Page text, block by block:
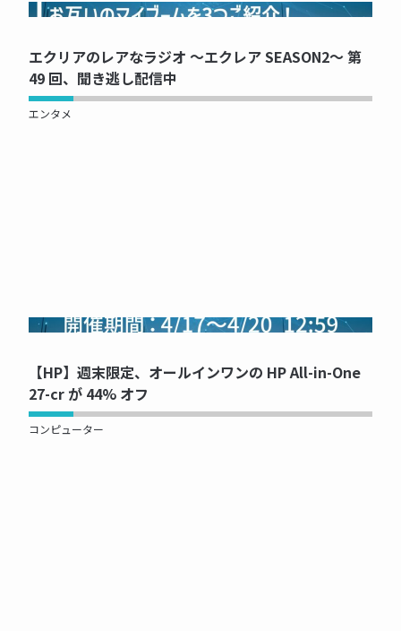
NOW PRINTING...
エクリアのレアなラジオ ～エクレア SEASON2～ 第
49 回、聞き逃し配信中
エンタメ
NOW PRINTING...
【HP】週末限定、オールインワンの HP All-in-One
27-cr が 44% オフ
コンピューター